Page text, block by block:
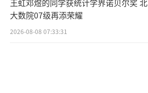
王虹邓煜的同学获统计学界诺贝尔奖 北
大数院07级再添荣耀
2026-08-08 07:33:31